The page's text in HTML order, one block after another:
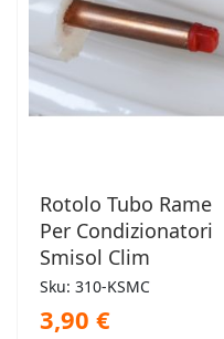
Rotolo Tubo Rame
Per Condizionatori
Smisol Clim
Sku: 310-KSMC
3,90 €